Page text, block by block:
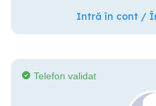
Intră în cont /
Telefon validat